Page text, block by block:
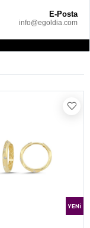
E-Posta
info@egoldia.com